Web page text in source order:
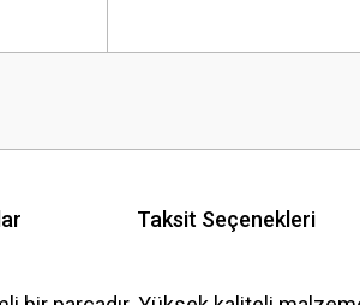
Taksit Seçenekleri